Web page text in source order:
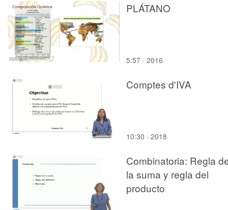
PLÁTANO
5:57 · 2016
Comptes d'IVA
10:30 · 2018
Combinatoria: Regla
la suma y regla del
producto